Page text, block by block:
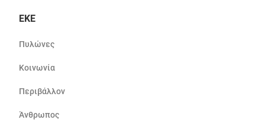
ΕΚΕ
Πυλώνες
Κοινωνία
Περιβάλλον
Άνθρωπος